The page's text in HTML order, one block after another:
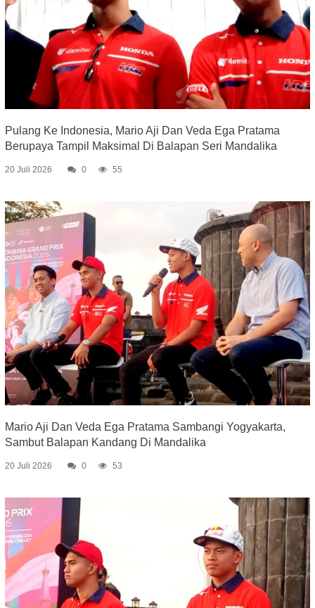
Pulang Ke Indonesia, Mario Aji Dan Veda Ega Pratama
Berupaya Tampil Maksimal Di Balapan Seri Mandalika
20 Juli 2026 0 55
Mario Aji Dan Veda Ega Pratama Sambangi Yogyakarta,
Sambut Balapan Kandang Di Mandalika
20 Juli 2026 0 53